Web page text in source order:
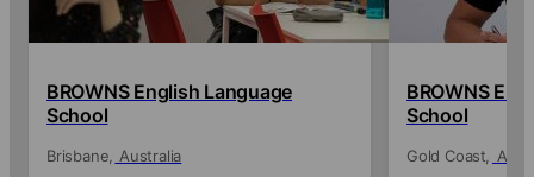
BROWNS English Language
School
Brisbane Australia
BROWNS
School
Gold Coast